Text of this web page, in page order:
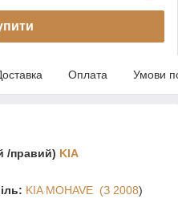
Оплата Умови
/правий) KIA
KIA MOHAVE (З 2008)